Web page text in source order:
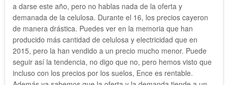
a darse este año, pero no hablas nada de la oferta y
demanada de la celulosa. Durante el 16, los precios cayeron
de manera drástica. Puedes ver en la memoria que han
producido más cantidad de celulosa y electricidad que en
2015, pero la han vendido a un precio mucho menor. Puede
seguir así la tendencia, no digo que no, pero hemos visto que
incluso con los precios por los suelos, Ence es rentable.